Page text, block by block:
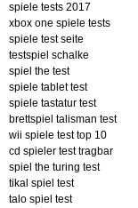
spiele tests 2017
xbox one spiele tests
spiele test seite
testspiel schalke
spiel the test
spiele tablet test
spiele tastatur test
brettspiel talisman test
wii spiele test top 10
cd spieler test tragbar
spiel the turing test
tikal spiel test
talo spiel test